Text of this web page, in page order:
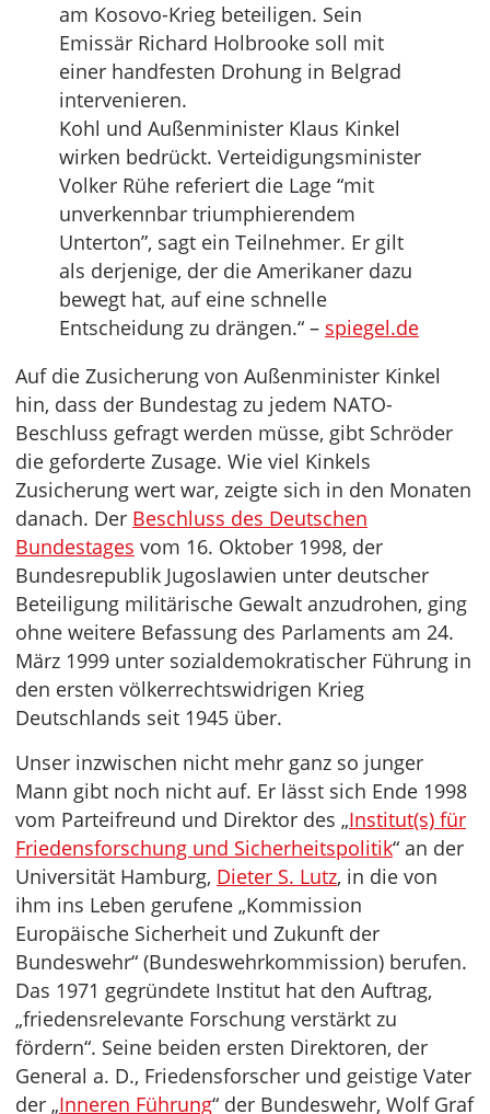
am Kosovo-Krieg beteiligen. Sein
Emissär Richard Holbrooke soll mit
einer handfesten Drohung in Belgrad
intervenieren.
Kohl und Außenminister Klaus Kinkel
wirken bedrückt. Verteidigungsminister
Volker Rühe referiert die Lage “mit
unverkennbar triumphierendem
Unterton”, sagt ein Teilnehmer. Er gilt
als derjenige, der die Amerikaner dazu
bewegt hat, auf eine schnelle
Entscheidung zu drängen.“ – spiegel.de
Auf die Zusicherung von Außenminister Kinkel
hin, dass der Bundestag zu jedem NATO-
Beschluss gefragt werden müsse, gibt Schröder
die geforderte Zusage. Wie viel Kinkels
Zusicherung wert war, zeigte sich in den Monaten
danach. Der Beschluss des Deutschen
Bundestages vom 16. Oktober 1998, der
Bundesrepublik Jugoslawien unter deutscher
Beteiligung militärische Gewalt anzudrohen, ging
ohne weitere Befassung des Parlaments am 24.
März 1999 unter sozialdemokratischer Führung in
den ersten völkerrechtswidrigen Krieg
Deutschlands seit 1945 über.
Unser inzwischen nicht mehr ganz so junger
Mann gibt noch nicht auf. Er lässt sich Ende 1998
vom Parteifreund und Direktor des „Institut(s) für
Friedensforschung und Sicherheitspolitik“ an der
Universität Hamburg, Dieter S. Lutz, in die von
ihm ins Leben gerufene „Kommission
Europäische Sicherheit und Zukunft der
Bundeswehr“ (Bundeswehrkommission) berufen.
Das 1971 gegründete Institut hat den Auftrag,
„friedensrelevante Forschung verstärkt zu
fördern“. Seine beiden ersten Direktoren, der
General a. D., Friedensforscher und geistige Vater
der „Inneren Führung“ der Bundeswehr, Wolf Graf